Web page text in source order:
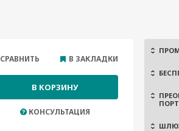
СРАВНИТЬ В ЗАКЛАДКИ
В КОРЗИНУ
КОНСУЛЬТАЦИЯ